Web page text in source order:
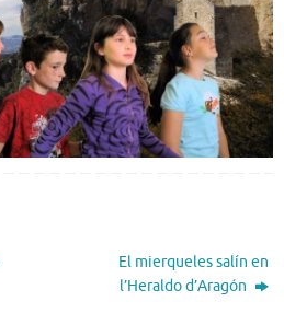
El mierqueles salín en
l’Heraldo d’Aragón